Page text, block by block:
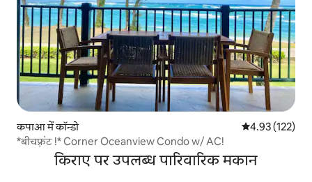
कपाआ में कॉन्डो औसत रेटिंग 5 में से
4.93 (122)
*बीचफ़्रंट !* Corner Oceanview Condo w/ AC!
किराए पर उपलब्ध पारिवारिक मकान